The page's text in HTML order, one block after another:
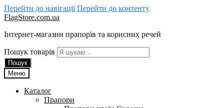
Перейти до навігації Перейти до контенту
FlagStore.com.ua
Інтернет-магазин прапорів та корисних речей
Пошук товарів
Пошук
Меню
Каталог
Прапори